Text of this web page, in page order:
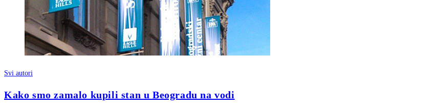
Svi autori
Kako smo zamalo kupili stan u Beogradu na vodi